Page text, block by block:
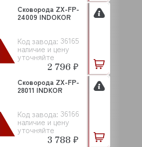
Код завода: 36165
наличие и цену
уточняйте
Сковорода ZX-FP-
24009 INDOKOR
2 796 ₽
Код завода: 36166
наличие и цену
уточняйте
Сковорода ZX-FP-
28011 INDKOR
3 788 ₽